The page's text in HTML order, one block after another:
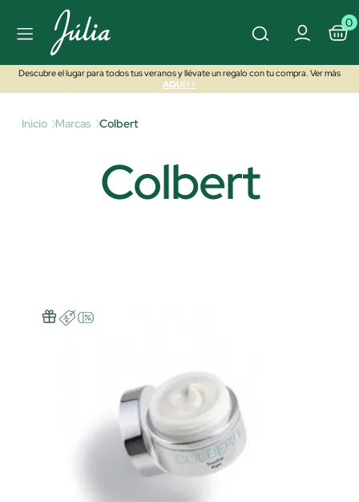
0
Descubre el lugar para todos tus veranos y llévate un regalo con tu compra. Ver más
AQUÍ>>
Inicio Marcas Colbert
Colbert